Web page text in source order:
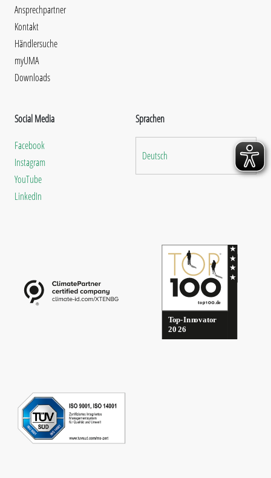
Ansprechpartner
Kontakt
Händlersuche
myUMA
Downloads
Social Media
Facebook
Instagram
YouTube
LinkedIn
Sprachen
Deutsch